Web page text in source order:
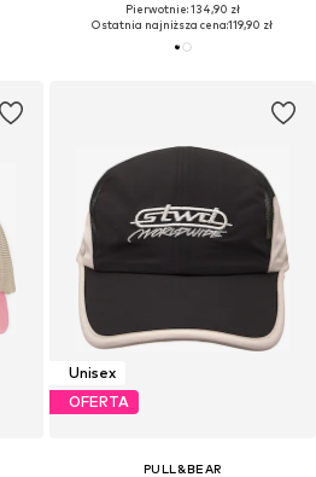
Pierwotnie: 134,90 zł
Ostatnia najniższa cena:119,90 zł
Unisex
OFERTA
PULL&BEAR